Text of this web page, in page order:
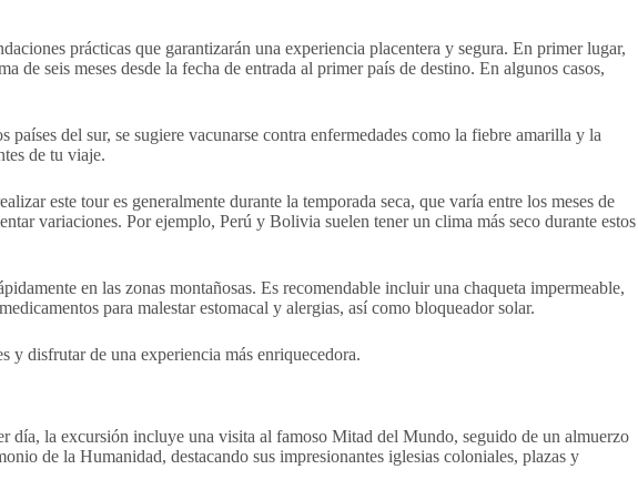
prácticas que garantizarán una experiencia placentera y segura. En primer lugar,
seis meses desde la fecha de entrada al primer país de destino. En algunos casos,
del sur, se sugiere vacunarse contra enfermedades como la fiebre amarilla y la
de tu viaje.
este tour es generalmente durante la temporada seca, que varía entre los meses de
variaciones. Por ejemplo, Perú y Bolivia suelen tener un clima más seco durante estos
en las zonas montañosas. Es recomendable incluir una chaqueta impermeable,
para malestar estomacal y alergias, así como bloqueador solar.
y disfrutar de una experiencia más enriquecedora.
día, la excursión incluye una visita al famoso Mitad del Mundo, seguido de un almuerzo
de la Humanidad, destacando sus impresionantes iglesias coloniales, plazas y